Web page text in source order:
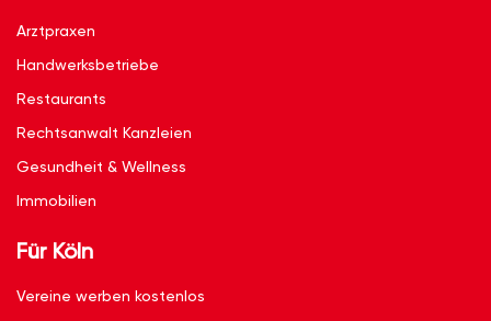
Arztpraxen
Handwerksbetriebe
Restaurants
Rechtsanwalt Kanzleien
Gesundheit & Wellness
Immobilien
Für Köln
Vereine werben kostenlos